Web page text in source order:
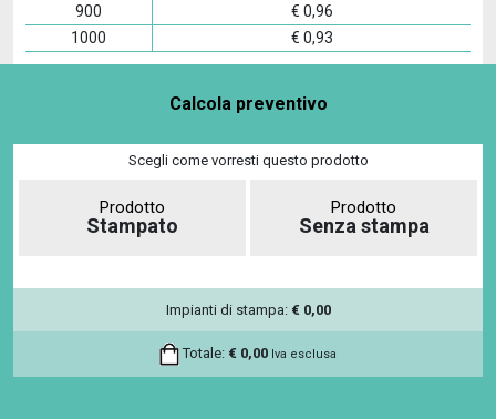
900
€ 0,96
1000
€ 0,93
Calcola preventivo
Scegli come vorresti questo prodotto
Prodotto
Stampato
Prodotto
Senza stampa
Impianti di stampa: € 0,00
Totale: € 0,00 Iva esclusa